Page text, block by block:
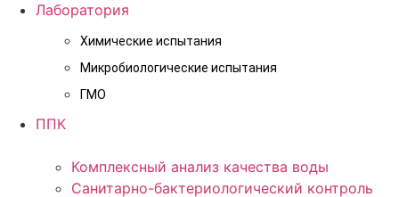
Лаборатория
Химические испытания
Микробиологические испытания
ГМО
ППК
Комплексный анализ качества воды
Санитарно-бактериологический контроль